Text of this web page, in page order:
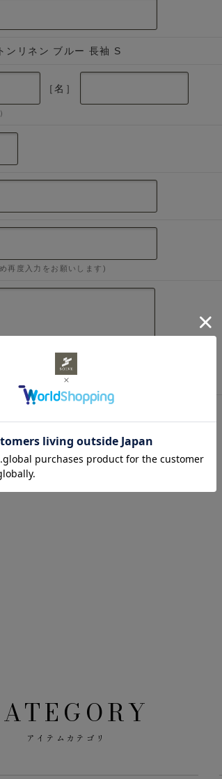
ンリネン ブルー 長袖 S
［名］
再度入力をお願いします)
アイテムカテゴリ